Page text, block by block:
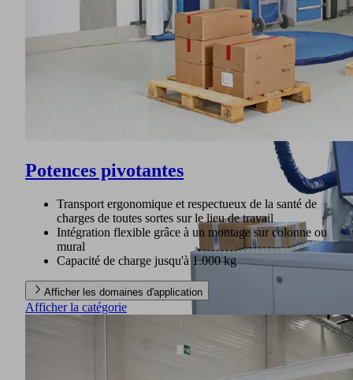
Potences pivotantes
Transport ergonomique et respectueux de la santé de
charges de toutes sortes sur le lieu de travail
Intégration flexible grâce à un montage sur colonne ou
mural
Capacité de charge jusqu'à 1.000 kg
Afficher les domaines d'application
Afficher la catégorie